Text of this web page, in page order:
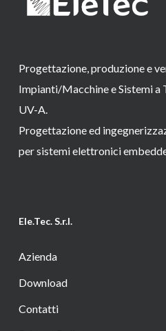
Progettazione, produzione e
Impianti/Macchine e Sistemi a
UV-A.
Progettazione ed
per sistemi elettronici
Ele.Tec. S.r.l.
Azienda
Download
Contatti